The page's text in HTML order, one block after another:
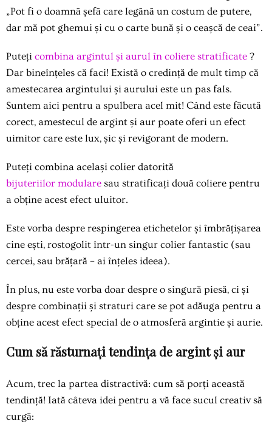
„Pot fi o doamnă șefă care legănă un costum de putere,
dar mă pot ghemui și cu o carte bună și o ceașcă de ceai”.
Puteți combina argintul și aurul în coliere stratificate ?
Dar bineînțeles că faci! Există o credință de mult timp că
amestecarea argintului și aurului este un pas fals.
Suntem aici pentru a spulbera acel mit! Când este făcută
corect, amestecul de argint și aur poate oferi un efect
uimitor care este lux, șic și revigorant de modern.
Puteți combina același colier datorită
bijuteriilor modulare sau stratificați două coliere pentru
a obține acest efect uluitor.
Este vorba despre respingerea etichetelor și îmbrățișarea
cine ești, rostogolit într-un singur colier fantastic (sau
cercei, sau brățară – ai înțeles ideea).
În plus, nu este vorba doar despre o singură piesă, ci și
despre combinații și straturi care se pot adăuga pentru a
obține acest efect special de o atmosferă argintie și aurie.
Cum să răsturnați tendința de argint și aur
Acum, trec la partea distractivă: cum să porți această
tendință! Iată câteva idei pentru a vă face sucul creativ să
curgă: